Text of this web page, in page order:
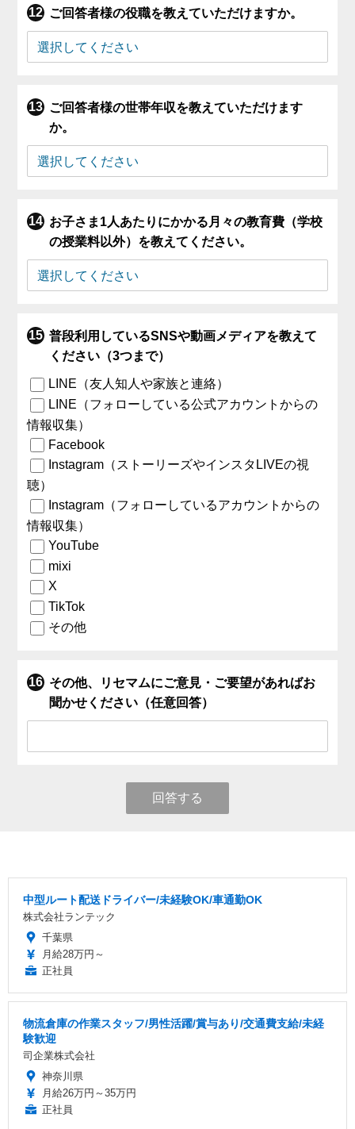
ご回答者様の役職を教えていただけますか。
ご回答者様の世帯年収を教えていただけます
か。
お子さま1人あたりにかかる月々の教育費（学校
の授業料以外）を教えてください。
普段利用しているSNSや動画メディアを教えて
ください（3つまで）
LINE（友人知人や家族と連絡）
LINE（フォローしている公式アカウントからの
情報収集）
Facebook
Instagram（ストーリーズやインスタLIVEの視
聴）
Instagram（フォローしているアカウントからの
情報収集）
YouTube
mixi
X
TikTok
その他
その他、リセマムにご意見・ご要望があればお
聞かせください（任意回答）
回答する
中型ルート配送ドライバー/未経験OK/車通勤OK
株式会社ランテック
千葉県
月給28万円～
正社員
物流倉庫の作業スタッフ/男性活躍/賞与あり/交通費支給/未経
験歓迎
司企業株式会社
神奈川県
月給26万円～35万円
正社員